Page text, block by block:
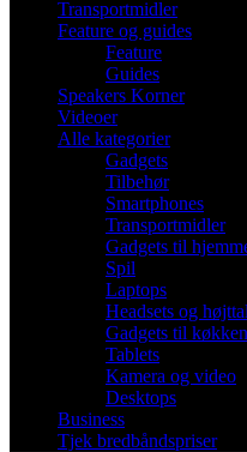
Transportmidler
Feature og guides
Feature
Guides
Speakers Korner
Videoer
Alle kategorier
Gadgets
Tilbehør
Smartphones
Transportmidler
Gadgets til
Spil
Laptops
Headsets og
Gadgets til
Tablets
Kamera og video
Desktops
Business
Tjek bredbåndspriser